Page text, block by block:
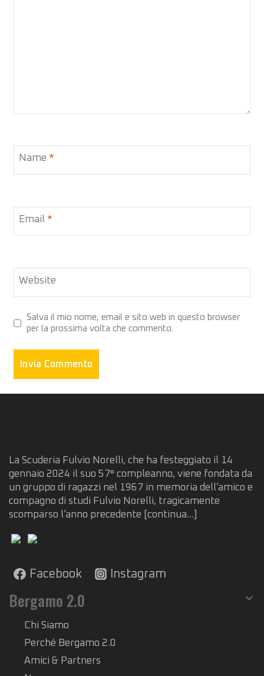
Name *
Email *
Website
Salva il mio nome, email e sito web in questo browser
per la prossima volta che commento.
La Scuderia Fulvio Norelli, che ha festeggiato il 14
gennaio 2024 il suo 57° compleanno, viene fondata da
un gruppo di ragazzi nel 1967 in memoria dell’amico e
compagno di studi Fulvio Norelli, tragicamente
scomparso l’anno precedente
[continua...]
Facebook Instagram
Bergamo 2.0
Chi Siamo
Perché Bergamo 2.0
Amici & Partners